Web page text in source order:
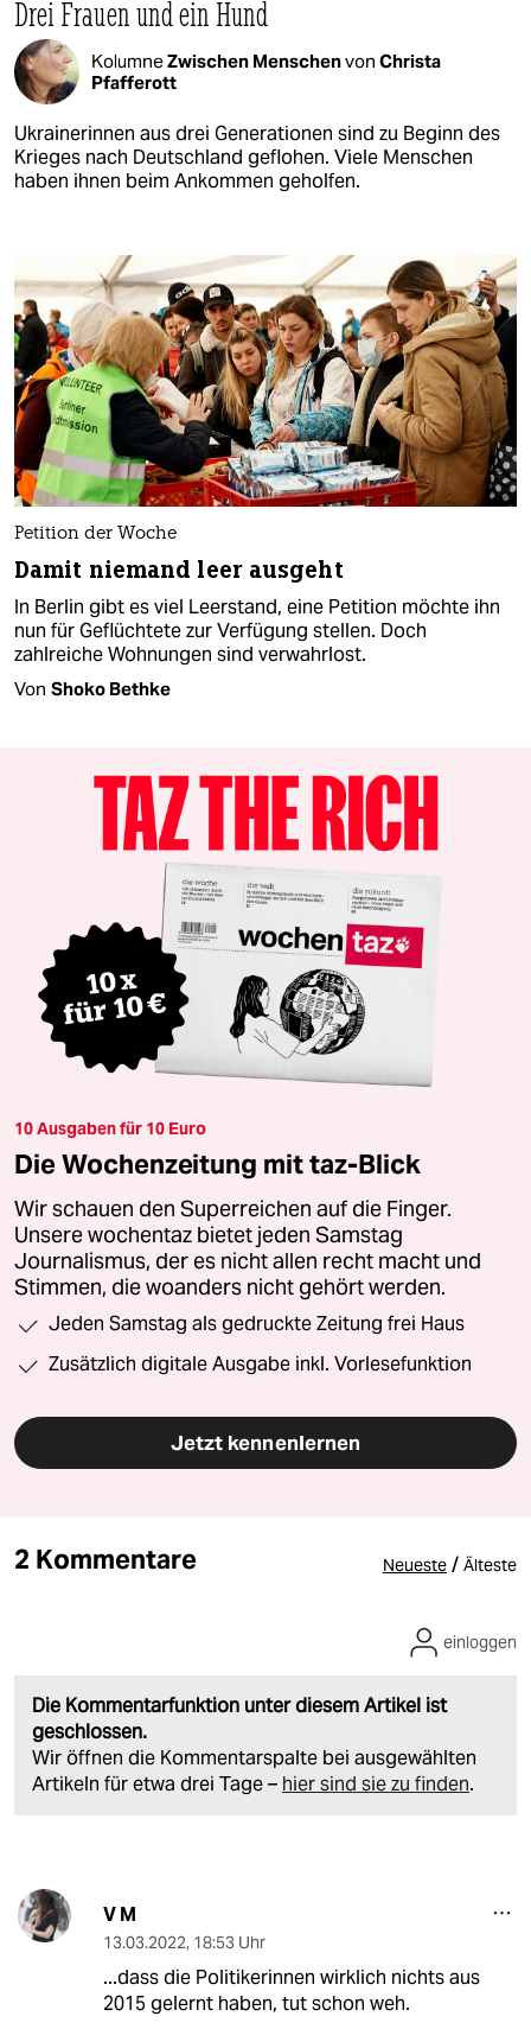
Drei Frauen und ein Hund
KolumneZwischen Menschenvon Christa
Pfafferott
Ukrainerinnen aus drei Generationen sind zu Beginn des
Krieges nach Deutschland geflohen. Viele Menschen
haben ihnen beim Ankommen geholfen.
Petition der Woche
Damit niemand leer ausgeht
In Berlin gibt es viel Leerstand, eine Petition möchte ihn
nun für Geflüchtete zur Verfügung stellen. Doch
zahlreiche Wohnungen sind verwahrlost.
Von Shoko Bethke
10 Ausgaben für 10 Euro
Die Wochenzeitung mit taz-Blick
Wir schauen den Superreichen auf die Finger.
Unsere wochentaz bietet jeden Samstag
Journalismus, der es nicht allen recht macht und
Stimmen, die woanders nicht gehört werden.
Jeden Samstag als gedruckte Zeitung frei Haus
Zusätzlich digitale Ausgabe inkl. Vorlesefunktion
Jetzt kennenlernen
2 Kommentare Neueste / Älteste
Die Kommentarfunktion unter diesem Artikel ist
geschlossen.
Wir öffnen die Kommentarspalte bei ausgewählten
Artikeln für etwa drei Tage – hier sind sie zu finden.
einloggen
V M
13.03.2022, 18:53 Uhr
...dass die Politikerinnen wirklich nichts aus
2015 gelernt haben, tut schon weh.